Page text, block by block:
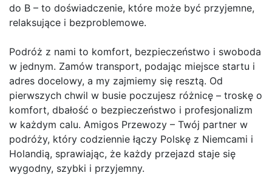
do B – to doświadczenie, które może być przyjemne,
relaksujące i bezproblemowe.
Podróż z nami to komfort, bezpieczeństwo i swoboda
w jednym. Zamów transport, podając miejsce startu i
adres docelowy, a my zajmiemy się resztą. Od
pierwszych chwil w busie poczujesz różnicę – troskę o
komfort, dbałość o bezpieczeństwo i profesjonalizm
w każdym calu. Amigos Przewozy – Twój partner w
podróży, który codziennie łączy Polskę z Niemcami i
Holandią, sprawiając, że każdy przejazd staje się
wygodny, szybki i przyjemny.